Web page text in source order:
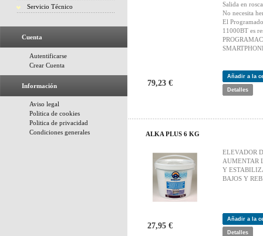
Servicio Técnico
Cuenta
Autentificarse
Crear Cuenta
Información
Aviso legal
Politica de cookies
Politica de privacidad
Condiciones generales
Salida en
No necesita
El
11000BT es
79,23 €
Añadir a la
Detalles
ALKA PLUS 6 KG
ELEVADOR
AUMENTAR
Y
BAJOS Y
27,95 €
Añadir a la
Detalles